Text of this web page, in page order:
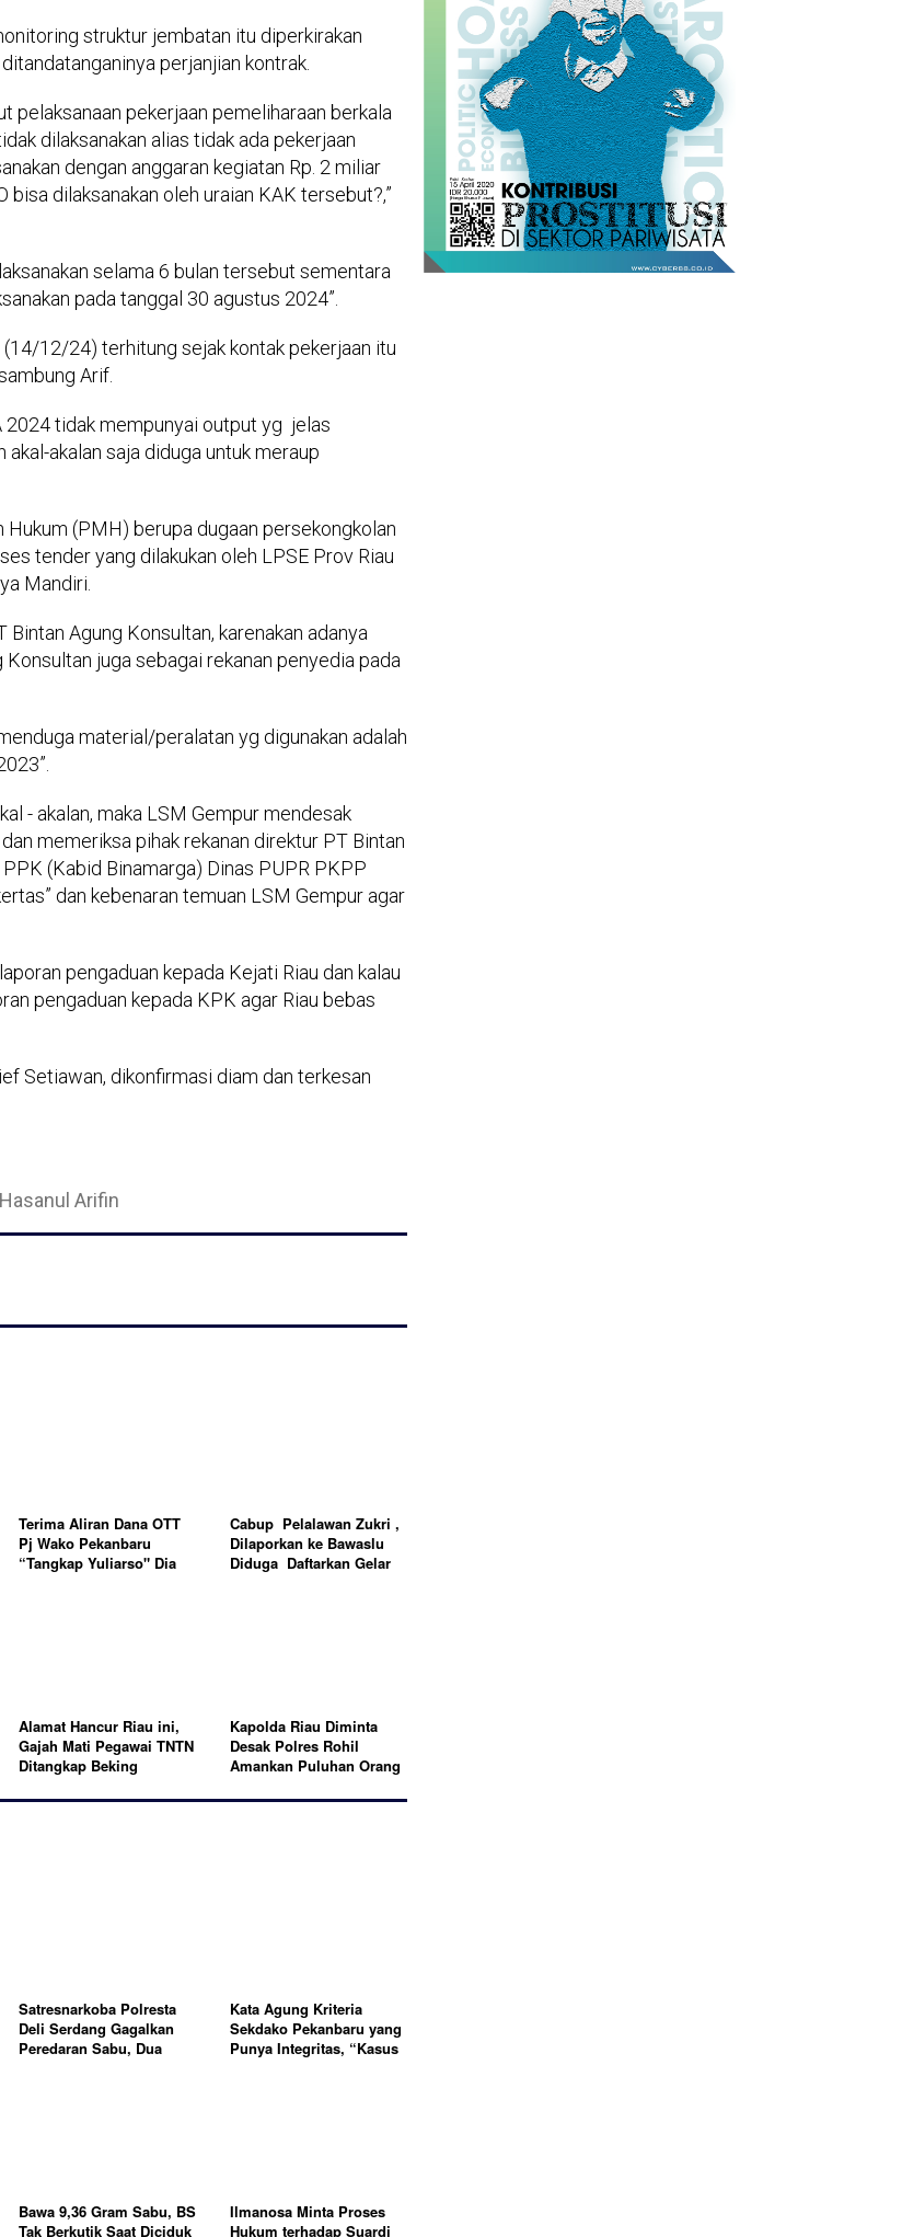
struktur jembatan itu diperkirakan
perjanjian kontrak.
pelaksanaan pekerjaan pemeliharaan berkala
dilaksanakan alias tidak ada pekerjaan
dengan anggaran kegiatan Rp. 2 miliar
dilaksanakan oleh uraian KAK tersebut?,”
selama 6 bulan tersebut sementara
pada tanggal 30 agustus 2024”.
12/24) terhitung sejak kontak pekerjaan itu
Arif.
2024 tidak mempunyai output yg jelas
akalan saja diduga untuk meraup
(PMH) berupa dugaan persekongkolan
tender yang dilakukan oleh LPSE Prov Riau
Mandiri.
Agung Konsultan, karenakan adanya
juga sebagai rekanan penyedia pada
material/peralatan yg digunakan adalah
- akalan, maka LSM Gempur mendesak
memeriksa pihak rekanan direktur PT Bintan
(Kabid Binamarga) Dinas PUPR PKPP
dan kebenaran temuan LSM Gempur agar
pengaduan kepada Kejati Riau dan kalau
pengaduan kepada KPK agar Riau bebas
Setiawan, dikonfirmasi diam dan terkesan
Arifin
Terima Aliran Dana OTT
Pj Wako Pekanbaru
“Tangkap Yuliarso" Dia
Cabup Pelalawan Zukri ,
Dilaporkan ke Bawaslu
Diduga Daftarkan Gelar
Alamat Hancur Riau ini,
Gajah Mati Pegawai TNTN
Ditangkap Beking
Pelalawan Diingatkan
Kapolda Riau Diminta
Desak Polres Rohil
Amankan Puluhan Orang
Sajam di Rohil
Satresnarkoba Polresta
Deli Serdang Gagalkan
Peredaran Sabu, Dua
Kata Agung Kriteria
Sekdako Pekanbaru yang
Punya Integritas, “Kasus
Bawa 9,36 Gram Sabu, BS
Tak Berkutik Saat Diciduk
Ilmanosa Minta Proses
Hukum terhadap Suardi